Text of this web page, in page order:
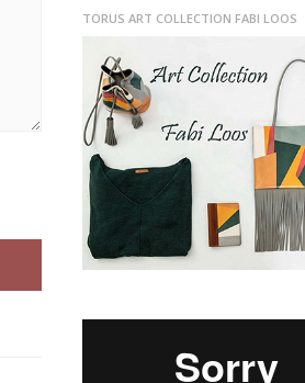
TORUS ART COLLECTION FABI LOOS